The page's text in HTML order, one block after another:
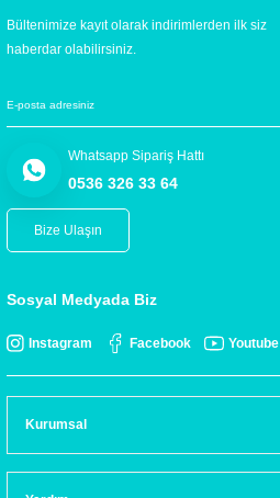
Bültenimize kayıt olarak indirimlerden ilk siz
haberdar olabilirsiniz.
Whatsapp Sipariş Hattı
0536 326 33 64
Bize Ulaşın
Sosyal Medyada Biz
Instagram Facebook Youtube
Kurumsal